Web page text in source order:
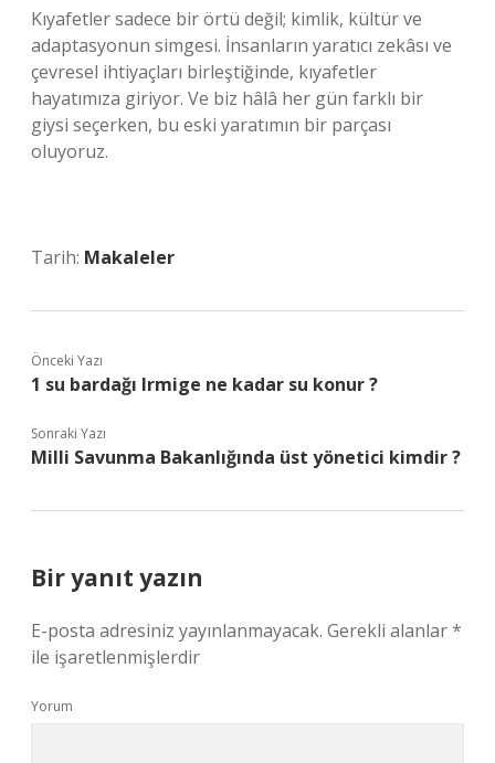
Kıyafetler sadece bir örtü değil; kimlik, kültür ve
adaptasyonun simgesi. İnsanların yaratıcı zekâsı ve
çevresel ihtiyaçları birleştiğinde, kıyafetler
hayatımıza giriyor. Ve biz hâlâ her gün farklı bir
giysi seçerken, bu eski yaratımın bir parçası
oluyoruz.
Tarih: Makaleler
Önceki Yazı
1 su bardağı Irmige ne kadar su konur ?
Sonraki Yazı
Milli Savunma Bakanlığında üst yönetici kimdir ?
Bir yanıt yazın
E-posta adresiniz yayınlanmayacak. Gerekli alanlar*
ile işaretlenmişlerdir
Yorum